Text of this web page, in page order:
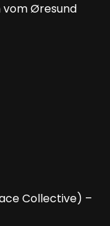
vom Øresund
Collective) –